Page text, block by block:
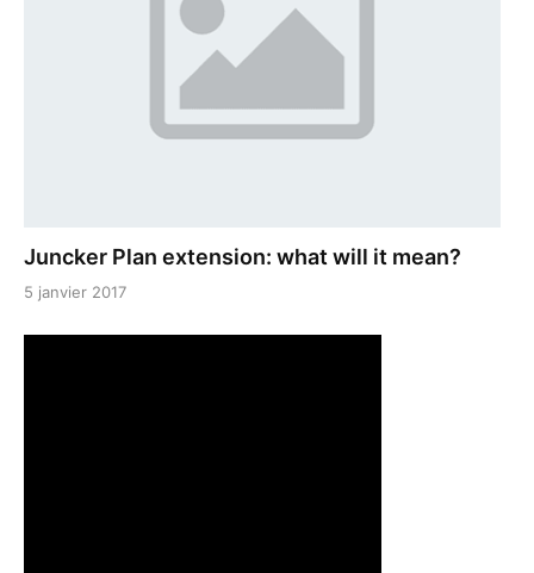
Juncker Plan extension: what will it mean?
5 janvier 2017